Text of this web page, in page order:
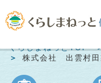
くらしまねっとTOP
株式会社 出雲村田